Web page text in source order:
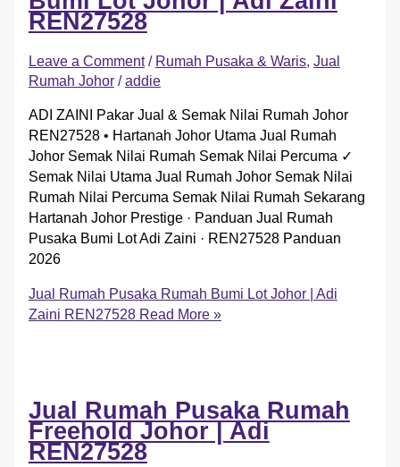
REN27528
Leave a Comment / Rumah Pusaka & Waris, Jual
Rumah Johor/addie
ADI ZAINI Pakar Jual & Semak Nilai Rumah Johor
REN27528 • Hartanah Johor Utama Jual Rumah
Johor Semak Nilai Rumah Semak Nilai Percuma ✓
Semak Nilai Utama Jual Rumah Johor Semak Nilai
Rumah Nilai Percuma Semak Nilai Rumah Sekarang
Hartanah Johor Prestige · Panduan Jual Rumah
Pusaka Bumi Lot Adi Zaini · REN27528 Panduan
2026
Jual Rumah Pusaka Rumah Bumi Lot Johor | Adi
Zaini REN27528Read More »
Jual Rumah Pusaka Rumah
Freehold Johor | Adi
REN27528